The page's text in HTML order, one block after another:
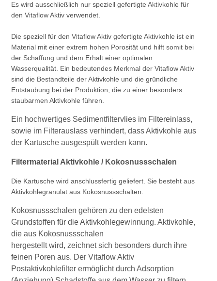
Es wird ausschließlich nur speziell gefertigte Aktivkohle für
den Vitaflow Aktiv verwendet.
Die speziell für den Vitaflow Aktiv gefertigte Aktivkohle ist ein
Material mit einer extrem hohen Porosität und hilft somit bei
der Schaffung und dem Erhalt einer optimalen
Wasserqualität. Ein bedeutendes Merkmal der Vitaflow Aktiv
sind die Bestandteile der Aktivkohle und die gründliche
Entstaubung bei der Produktion, die zu einer besonders
staubarmen Aktivkohle führen.
Ein hochwertiges Sedimentfiltervlies im Filtereinlass,
sowie im Filterauslass verhindert, dass Aktivkohle aus
der Kartusche ausgespült werden kann.
Filtermaterial Aktivkohle / Kokosnussschalen
Die Kartusche wird anschlussfertig geliefert. Sie besteht aus
Aktivkohlegranulat aus Kokosnussschalten.
Kokosnussschalen gehören zu den edelsten
Grundstoffen für die Aktivkohlegewinnung. Aktivkohle,
die aus Kokosnussschalen
hergestellt wird, zeichnet sich besonders durch ihre
feinen Poren aus. Der Vitaflow Aktiv
Postaktivkohlefilter ermöglicht durch Adsorption